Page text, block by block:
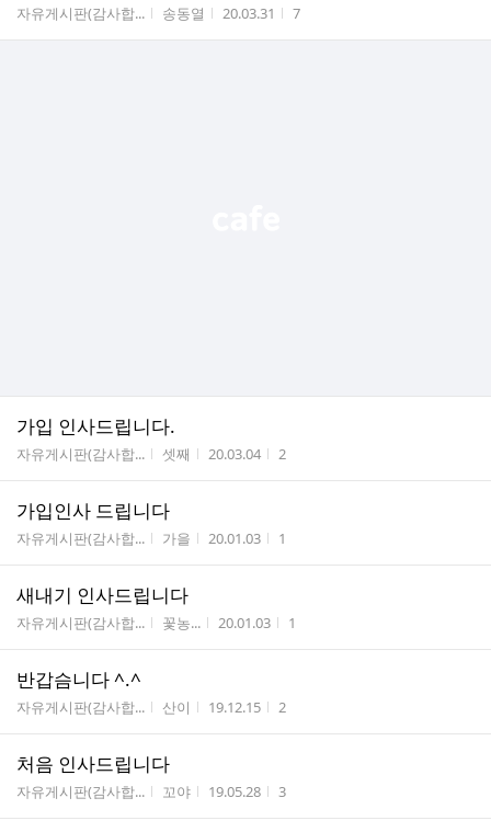
게시판명
자유게시판(감사합... 작성자
송동열 작성시간
20.03.31 조회수
7
가입 인사드립니다.
게시판명
자유게시판(감사합... 작성자
셋째 작성시간
20.03.04 조회수
2
가입인사 드립니다
게시판명
자유게시판(감사합... 작성자
가을 작성시간
20.01.03 조회수
1
새내기 인사드립니다
게시판명
자유게시판(감사합... 작성자
꽃농... 작성시간
20.01.03 조회수
1
반갑슴니다 ^.^
게시판명
자유게시판(감사합... 작성자
산이 작성시간
19.12.15 조회수
2
처음 인사드립니다
게시판명
자유게시판(감사합... 작성자
꼬야 작성시간
19.05.28 조회수
3